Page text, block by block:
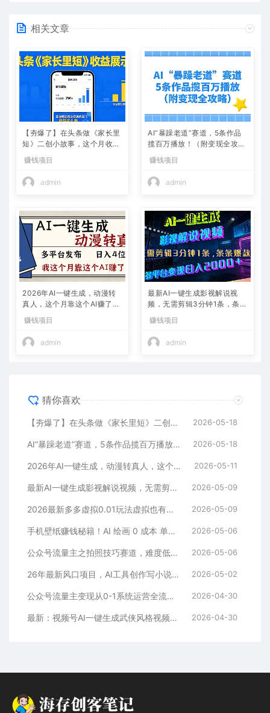
相关文章
【夯爆了】在头条做《家长里
短》二创小故事，这个月收益
2w+
赚钱项目
admin
AI“暴躁老道”赛道，5条作品
揽百万播放！（附变现全攻
略）
赚钱项目
admin
2026年AI一键生成，动漫转
真人，这个月靠这个AI赚了2
赚钱项目
admin
最新AI一键生成影视解说视
频，无需剪辑3分钟1条，条条
+
赚钱项目
admin
猜你喜欢
【夯爆了】在头条做《家长里短》二创小故事，这个月收益2w+ 2026-05-18
AI“暴躁老道”赛道，5条作品揽百万播放！（附变现全攻略） 2026-05-18
2026年AI一键生成，动漫转真人，这个月靠这个AI赚了2W+ 2026-05-11
最新AI一键生成影视解说视频，无需剪辑3分钟1条，条条爆款，多平台变现日入2000+ 2026-05-09
2026最新多多虚拟0.01玩法虚拟也有新门路轻松日入2500! 2026-05-09
手机壁纸赚钱秘籍！AI 绘画 0 成本 单店狂销 3.8 万单 2026-05-06
公众号流量主之拍照技巧赛道，难度低+流量大，起号第一篇就爆了10w阅读！ 2026-05-06
26年最新风口项目，AI工具创作写小说，轻松实现日入1000+ 2026-05-02
公众号流量主变现从0-1系统运营全流程讲解！ 2026-04-30
最新：视频号AI一键生成武侠风格视频，狂撸视频号分成收益，学完轻松日入1000+ 2026-04-30